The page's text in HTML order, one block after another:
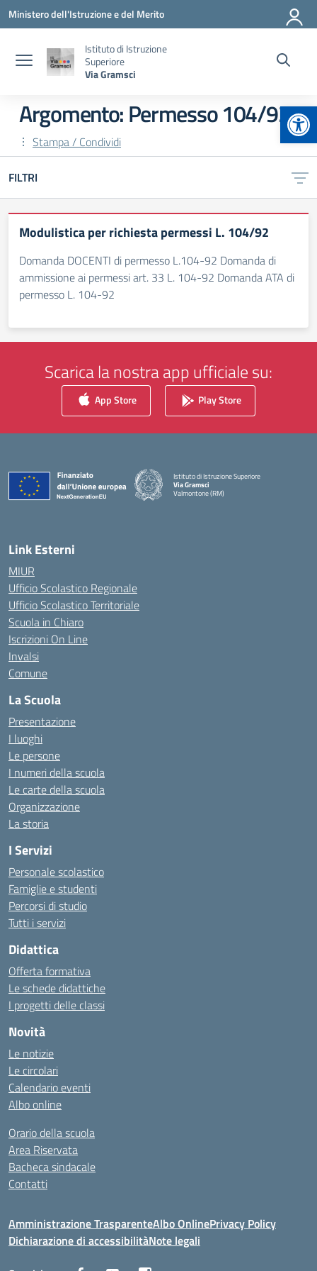
Vai ai contenuti
Vai al menu di navigazione
Vai al footer
Ministero dell'Istruzione e del Merito
Istituto di Istruzione
Superiore
Via Gramsci
Argomento: Permesso 104/92
Stampa / Condividi
FILTRI
Modulistica per richiesta permessi L. 104/92
Domanda DOCENTI di permesso L.104-92 Domanda di
ammissione ai permessi art. 33 L. 104-92 Domanda ATA di
permesso L. 104-92
Scarica la nostra app ufficiale su:
App Store Play Store
Istituto di Istruzione Superiore
Via Gramsci
Valmontone (RM)
Link Esterni
MIUR
Ufficio Scolastico Regionale
Ufficio Scolastico Territoriale
Scuola in Chiaro
Iscrizioni On Line
Invalsi
Comune
La Scuola
Presentazione
I luoghi
Le persone
I numeri della scuola
Le carte della scuola
Organizzazione
La storia
I Servizi
Personale scolastico
Famiglie e studenti
Percorsi di studio
Tutti i servizi
Didattica
Offerta formativa
Le schede didattiche
I progetti delle classi
Novità
Le notizie
Le circolari
Calendario eventi
Albo online
Orario della scuola
Area Riservata
Bacheca sindacale
Contatti
Amministrazione TrasparenteAlbo OnlinePrivacy Policy
Dichiarazione di accessibilitàNote legali